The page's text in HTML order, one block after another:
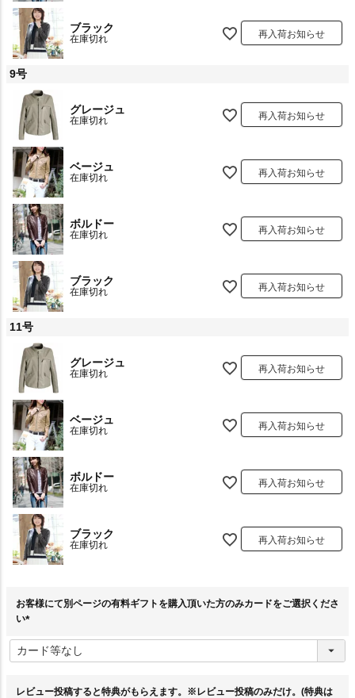
ブラック
在庫切れ 再入荷お知らせ
9号
グレージュ
在庫切れ 再入荷お知らせ
ベージュ
在庫切れ 再入荷お知らせ
ボルドー
在庫切れ 再入荷お知らせ
ブラック
在庫切れ 再入荷お知らせ
11号
グレージュ
在庫切れ 再入荷お知らせ
ベージュ
在庫切れ 再入荷お知らせ
ボルドー
在庫切れ 再入荷お知らせ
ブラック
在庫切れ 再入荷お知らせ
お客様にて別ページの有料ギフトを購入頂いた方のみカードをご選択くださ
い
必
須
レビュー投稿すると特典がもらえます。※レビュー投稿のみだけ。(特典は